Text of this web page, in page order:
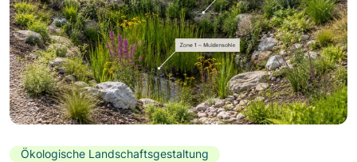
Ökologische Landschaftsgestaltung